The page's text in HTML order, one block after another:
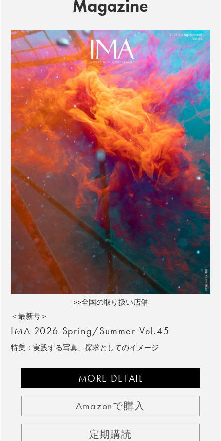
Magazine
>>全国の取り扱い店舗
＜最新号＞
IMA 2026 Spring/Summer Vol.45
特集：実践する写真、探求としてのイメージ
MORE DETAIL
Amazonで購入
定期購読